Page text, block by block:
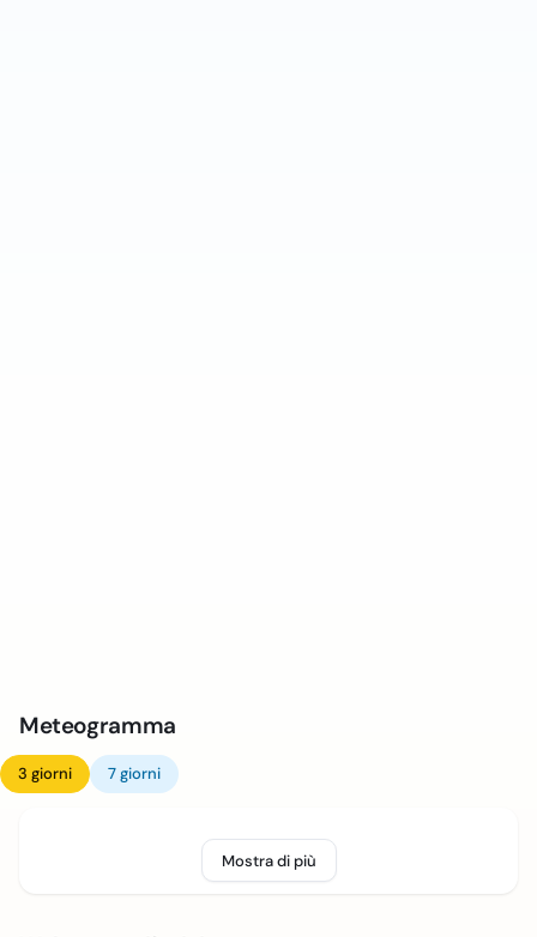
Meteogramma
3 giorni 7 giorni
Mostra di più